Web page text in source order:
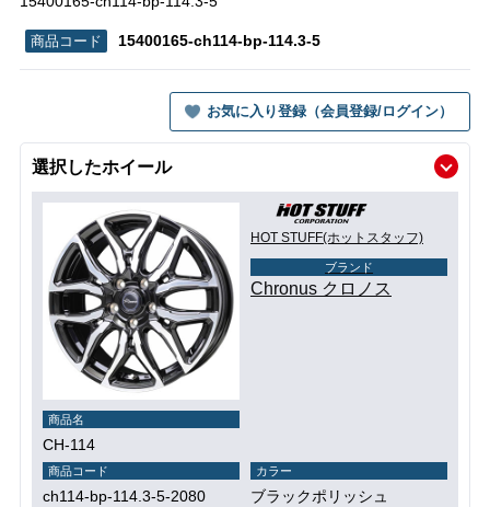
15400165-ch114-bp-114.3-5
お気に入り登録（会員登録/ログイン）
選択したホイール
HOT STUFF(ホットスタッフ)
ブランド
Chronus クロノス
商品名
CH-114
商品コード
ch114-bp-114.3-5-2080
カラー
ブラックポリッシュ